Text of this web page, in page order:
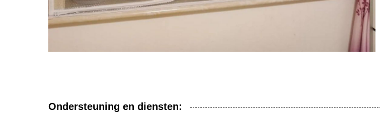
Ondersteuning en diensten: